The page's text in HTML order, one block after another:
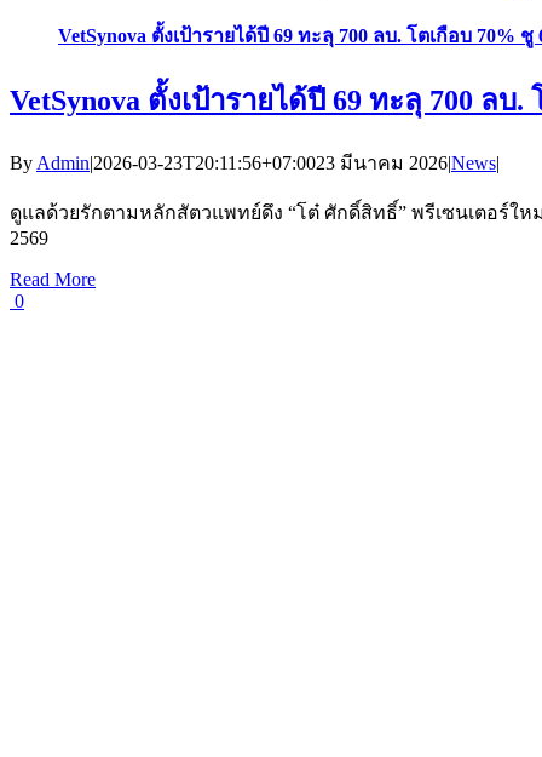
VetSynova ตั้งเป้ารายได้ปี 69 ทะลุ 700 ลบ. โตเกือบ 70%
VetSynova ตั้งเป้ารายได้ปี 69 ทะลุ 700 ล
By Admin|2026-03-23T20:11:56+07:0023 มีนาคม 2026|News|
ดูแลด้วยรักตามหลักสัตวแพทย์ดึง “โต๋ ศักดิ์สิทธิ์” พรีเซนเตอร์ให
2569
Read More
0